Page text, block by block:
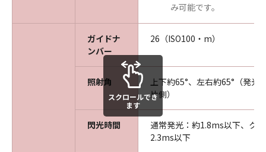
み可能です。
ガイドナ
ンバー
26（ISO100・m）
照射角
上下約65°、左右約65°（発光
片側）
閃光時間
通常発光：約1.8ms以下、ク
2.3ms以下
スクロールでき
ます